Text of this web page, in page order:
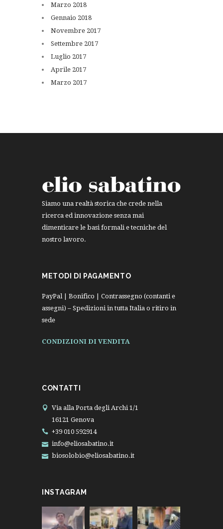
Marzo 2018
Gennaio 2018
Novembre 2017
Settembre 2017
Luglio 2017
Aprile 2017
Marzo 2017
Siamo una realtà storica che crede nella
ricerca ed innovazione senza mai
dimenticare le basi formali e tecniche del
nostro lavoro.
METODI DI PAGAMENTO
PayPal | Bonifico | Contrassegno (contanti e
assegni) – Spedizioni in tutta Italia o ritiro in
sede
CONDIZIONI DI VENDITA
CONTATTI
Via alla Porta degli Archi 1/1
16121 Genova
+39 010 592914
info@eliosabatino.it
biosolobio@eliosabatino.it
INSTAGRAM